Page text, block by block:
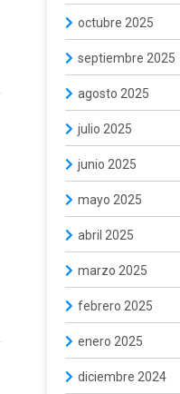
octubre 2025
septiembre 2025
agosto 2025
julio 2025
junio 2025
mayo 2025
abril 2025
marzo 2025
febrero 2025
enero 2025
diciembre 2024